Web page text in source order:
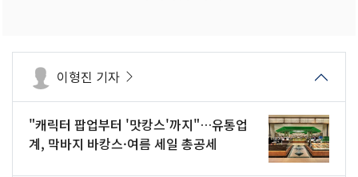
이형진 기자
"캐릭터 팝업부터 '맛캉스'까지"…유통업
계, 막바지 바캉스·여름 세일 총공세